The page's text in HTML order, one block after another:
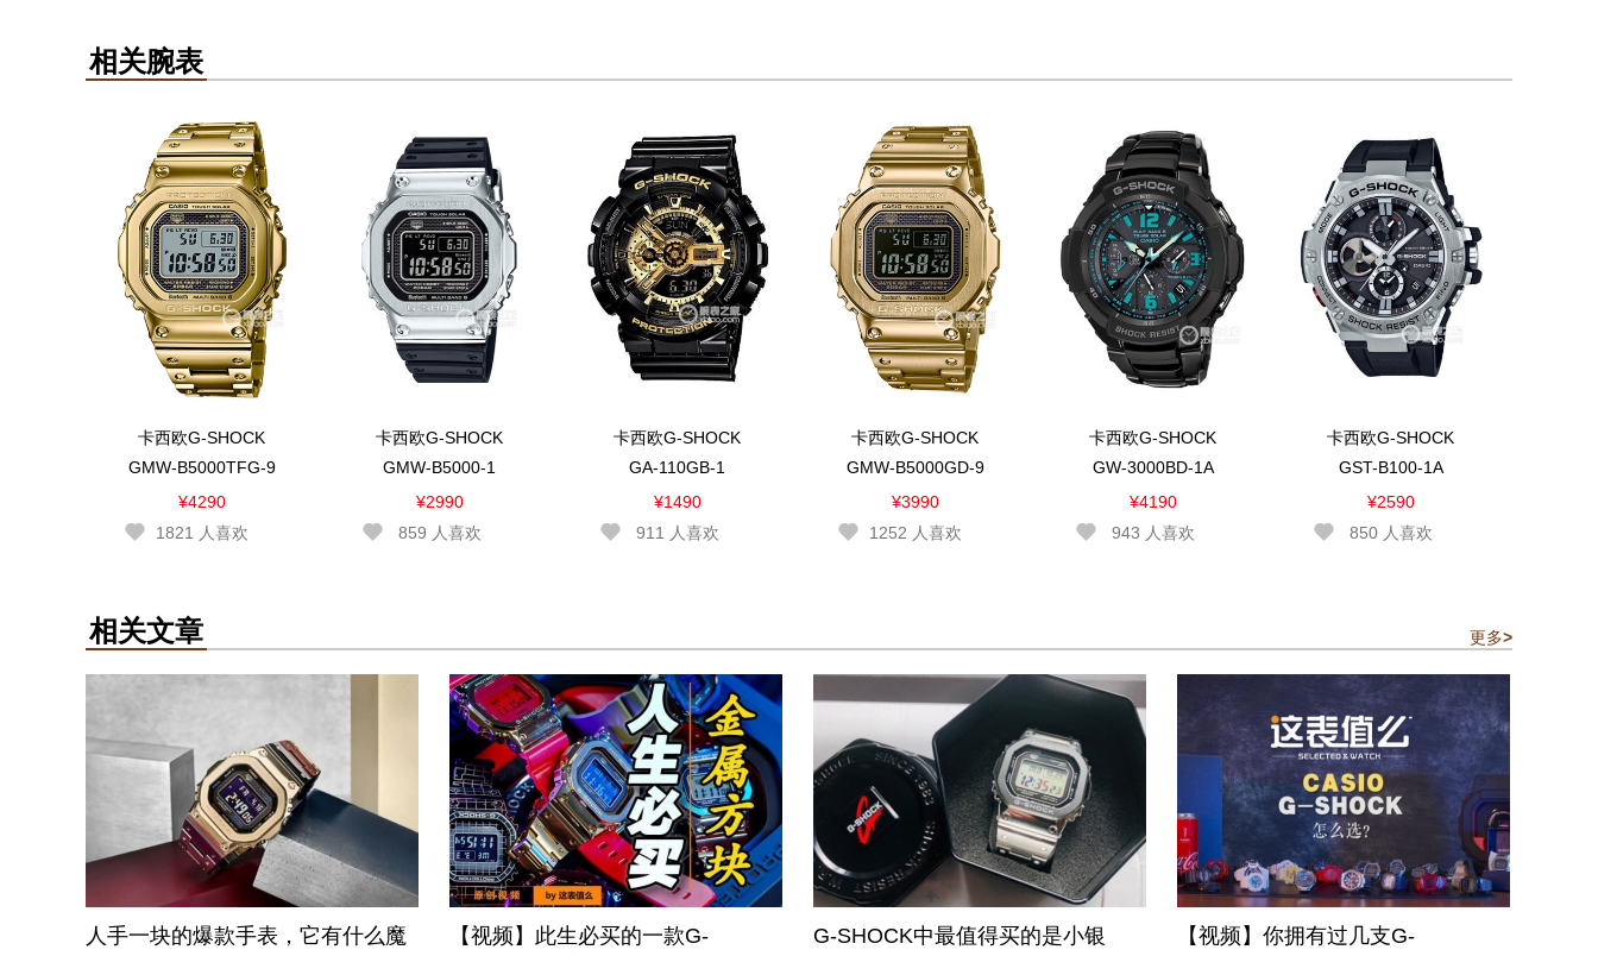
相关腕表
卡西欧G-SHOCK
GMW-B5000TFG-9
¥4290
1821
人喜欢
卡西欧G-SHOCK
GMW-B5000-1
¥2990
859 人喜欢
卡西欧G-SHOCK
GA-110GB-1
¥1490
911
人喜欢
卡西欧G-SHOCK
GMW-B5000GD-9
¥3990
1252 人喜欢
卡西欧G-SHOCK
GW-3000BD-1A
¥4190
943 人喜欢
卡西欧G-SHOCK
GST-B100-1A
¥2590
850人喜欢
相关文章 更多>
人手一块的爆款手表，它有什么魔
【视频】此生必买的一款G-
G-SHOCK中最值得买的是小银
【视频】你拥有过几支G-